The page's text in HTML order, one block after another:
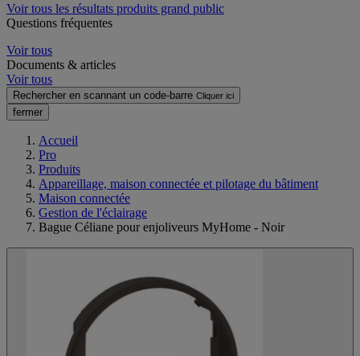
Voir tous les résultats produits grand public
Questions fréquentes
Voir tous
Documents & articles
Voir tous
Rechercher en scannant un code-barre Cliquer ici
fermer
Accueil
Pro
Produits
Appareillage, maison connectée et pilotage du bâtiment
Maison connectée
Gestion de l'éclairage
Bague Céliane pour enjoliveurs MyHome - Noir